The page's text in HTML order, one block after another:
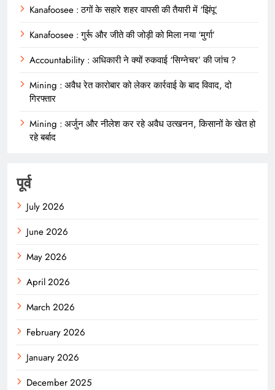
Kanafoosee : ठगों के सहारे शहर वापसी की तैयारी में ‘झिंपू’
Kanafoosee : गुर्रू और जीते की जोड़ी को मिला नया ‘मुर्गा’
Accountability : अधिकारी ने क्यों रुकवाई ‘सिग्नेचर’ की जांच ?
Mining : अवैध रेत कारोबार को लेकर कार्रवाई के बाद विवाद, दो
गिरफ्तार
Mining : अर्जुन और नीलेश कर रहे अवैध उत्खनन, किसानों के खेत हो
रहे बर्बाद
पूर्व
July 2026
June 2026
May 2026
April 2026
March 2026
February 2026
January 2026
December 2025